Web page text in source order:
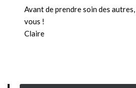
Avant de prendre soin des
vous !
Claire